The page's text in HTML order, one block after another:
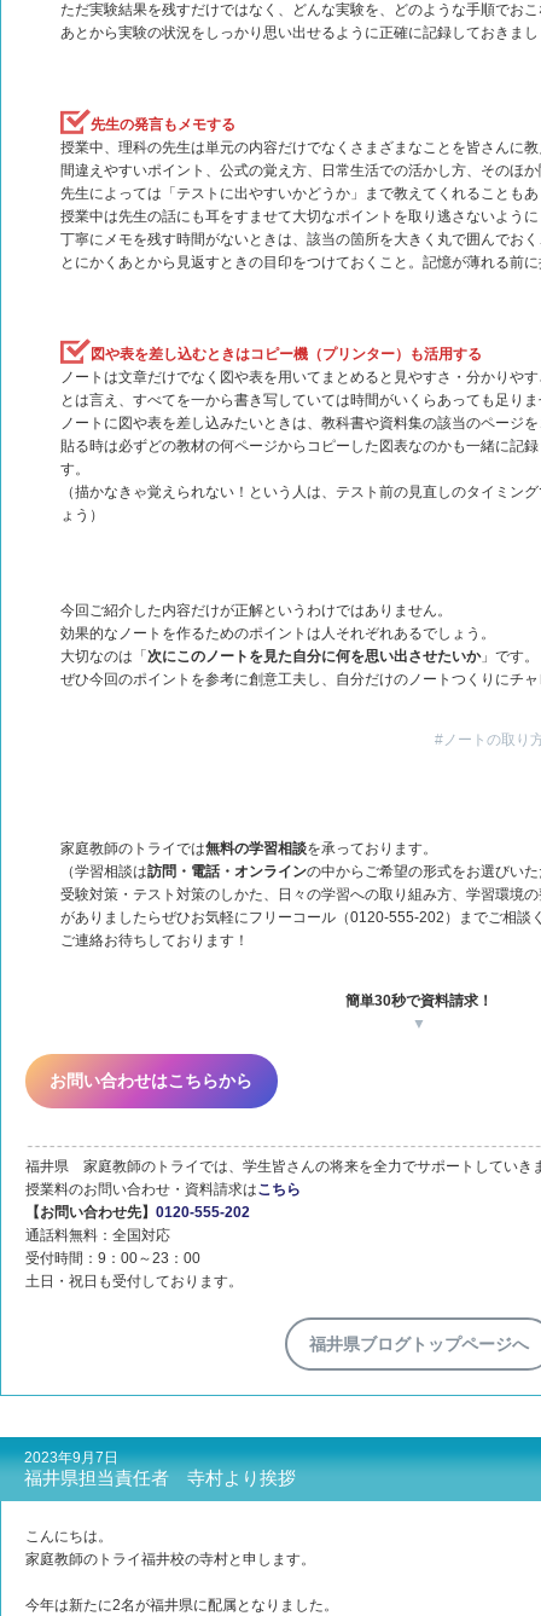
ただ実験結果を残すだけではなく、どんな実験を、どのような手順でお
あとから実験の状況をしっかり思い出せるように正確に記録しておきま
先生の発言もメモする
授業中、理科の先生は単元の内容だけでなくさまざまなことを皆さんに
間違えやすいポイント、公式の覚え方、日常生活での活かし方、そのほ
先生によっては「テストに出やすいかどうか」まで教えてくれることも
授業中は先生の話にも耳をすませて大切なポイントを取り逃さないよう
丁寧にメモを残す時間がないときは、該当の箇所を大きく丸で囲んでお
とにかくあとから見返すときの目印をつけておくこと。記憶が薄れる前
図や表を差し込むときはコピー機（プリンター）も活用する
ノートは文章だけでなく図や表を用いてまとめると見やすさ・分かりや
とは言え、すべてを一から書き写していては時間がいくらあっても足り
ノートに図や表を差し込みたいときは、教科書や資料集の該当のページ
貼る時は必ずどの教材の何ページからコピーした図表なのかも一緒に記
す。
（描かなきゃ覚えられない！という人は、テスト前の見直しのタイミン
ょう）
今回ご紹介した内容だけが正解というわけではありません。
効果的なノートを作るためのポイントは人それぞれあるでしょう。
大切なのは「次にこのノートを見た自分に何を思い出させたいか」です。
ぜひ今回のポイントを参考に創意工夫し、自分だけのノートつくりにチ
#ノートの取り
家庭教師のトライでは無料の学習相談を承っております。
（学習相談は訪問・電話・オンラインの中からご希望の形式をお選びい
受験対策・テスト対策のしかた、日々の学習への取り組み方、学習環境
がありましたらぜひお気軽にフリーコール（0120-555-202）までご相談
ご連絡お待ちしております！
簡単30秒で資料請求！
▼
お問い合わせはこちらから
福井県 家庭教師のトライでは、学生皆さんの将来を全力でサポートしていき
授業料のお問い合わせ・資料請求はこちら
【お問い合わせ先】 0120-555-202
通話料無料：全国対応
受付時間：9：00～23：00
土日・祝日も受付しております。
福井県ブログトップページへ
2023年9月7日
福井県担当責任者 寺村より挨拶
こんにちは。
家庭教師のトライ福井校の寺村と申します。
今年は新たに2名が福井県に配属となりました。